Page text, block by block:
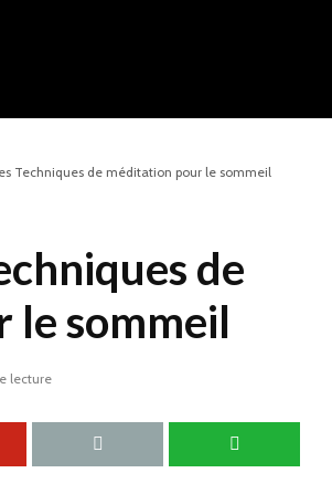
Techniques de méditation pour le sommeil
de
le sommeil
lecture